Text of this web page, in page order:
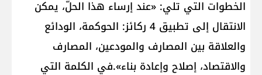
الخطوات التي تلي: «عند إرساء هذا الحلّ، يمكن
الانتقال إلى تطبيق 4 ركائز: الحوكمة، الودائع
والعلاقة بين المصارف والمودعين، المصارف
والاقتصاد، إصلاح وإعادة بناء».في الكلمة التي